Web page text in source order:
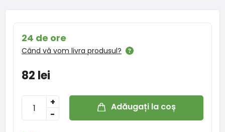
24 de ore
Când vă vom livra produsul?
82 lei
-
+ Adăugați la coș